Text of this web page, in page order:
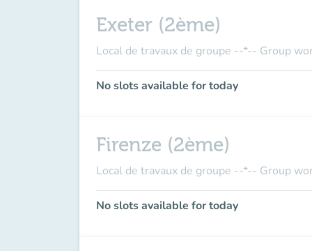
Exeter (2ème)
Local de travaux de groupe --*-- Group
No slots available for today
Firenze (2ème)
Local de travaux de groupe --*-- Group
No slots available for today